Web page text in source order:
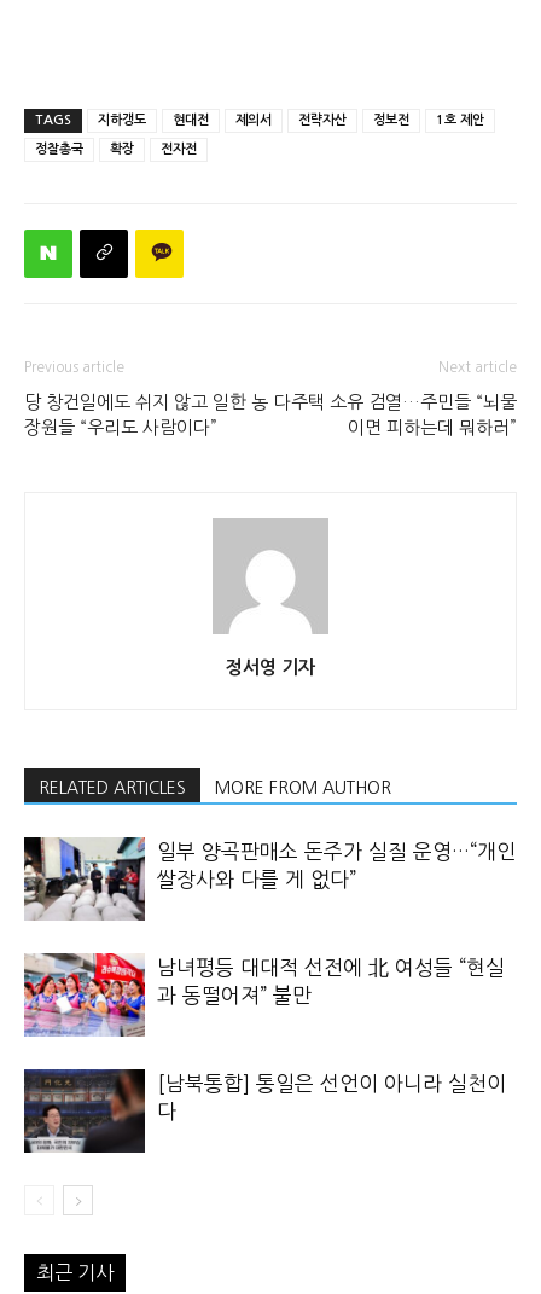
TAGS 지하갱도 현대전 제의서 전략자산 정보전 1호 제안
정찰총국 확장 전자전
Previous article
당 창건일에도 쉬지 않고 일한 농
장원들 “우리도 사람이다”
Next article
다주택 소유 검열…주민들 “뇌물
이면 피하는데 뭐하러”
정서영 기자
RELATED ARTICLES MORE FROM AUTHOR
일부 양곡판매소 돈주가 실질 운영…“개인
쌀장사와 다를 게 없다”
남녀평등 대대적 선전에 北 여성들 “현실
과 동떨어져” 불만
[남북통합] 통일은 선언이 아니라 실천이
다
최근 기사